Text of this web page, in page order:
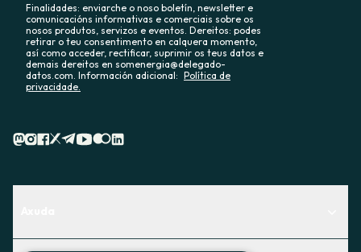
Finalidades: enviarche o noso boletín, newsletter e
comunicacións informativas e comerciais sobre os
nosos produtos, servizos e eventos. Dereitos: podes
retirar o teu consentimento en calquera momento,
así como acceder, rectificar, suprimir os teus datos e
demais dereitos en somenergia@delegado-
datos.com. Información adicional: Política de
privacidade.